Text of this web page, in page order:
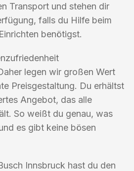
Transport und stehen dir
falls du Hilfe beim
benötigst.
legen wir großen Wert
Preisgestaltung. Du erhältst
Angebot, das alle
So weißt du genau, was
es gibt keine bösen
Innsbruck hast du den